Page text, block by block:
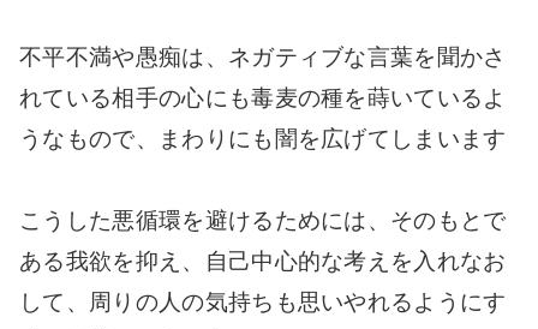
不平不満や愚痴は、ネガティブな言葉を聞かさ
れている相手の心にも毒麦の種を蒔いているよ
うなもので、まわりにも闇を広げてしまいます
こうした悪循環を避けるためには、そのもとで
ある我欲を抑え、自己中心的な考えを入れなお
して、周りの人の気持ちも思いやれるようにす